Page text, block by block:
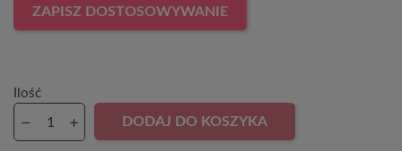
ZAPISZ DOSTOSOWYWANIE
Ilość
DODAJ DO KOSZYKA